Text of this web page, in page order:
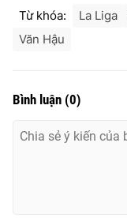
Từ khóa: La Liga
Văn Hậu
Bình luận (0)